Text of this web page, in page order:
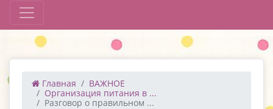
Главная
ВАЖНОЕ
Организация питания в ...
Разговор о правильном ...